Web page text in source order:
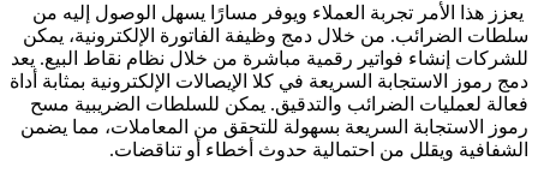
يعزز هذا الأمر تجربة العملاء ويوفر مسارًا يسهل الوصول إليه من
سلطات الضرائب. من خلال دمج وظيفة الفاتورة الإلكترونية، يمكن
للشركات إنشاء فواتير رقمية مباشرة من خلال نظام نقاط البيع. يعد
دمج رموز الاستجابة السريعة في كلا الإيصالات الإلكترونية بمثابة أداة
فعالة لعمليات الضرائب والتدقيق. يمكن للسلطات الضريبية مسح
رموز الاستجابة السريعة بسهولة للتحقق من المعاملات، مما يضمن
الشفافية ويقلل من احتمالية حدوث أخطاء أو تناقضات.